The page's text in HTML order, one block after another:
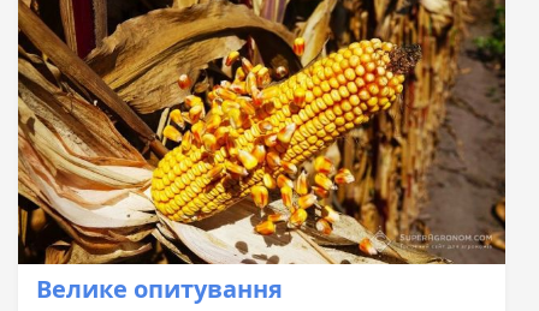
Велике опитування